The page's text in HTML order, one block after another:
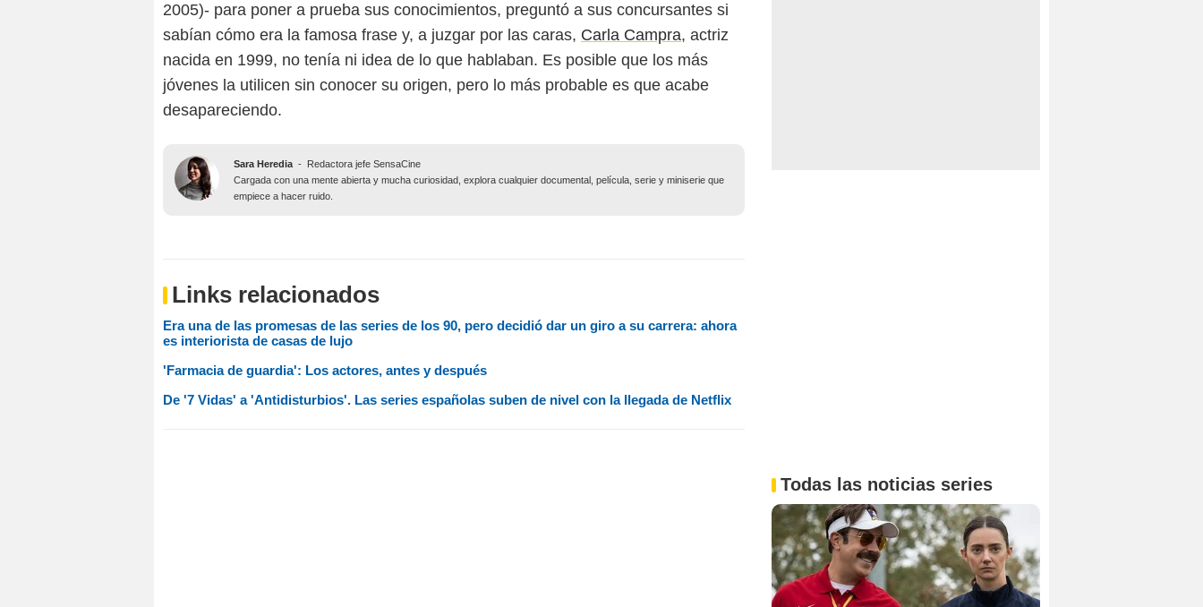
2005)- para poner a prueba sus conocimientos, preguntó a sus concursantes si
sabían cómo era la famosa frase y, a juzgar por las caras, Carla Campra, actriz
nacida en 1999, no tenía ni idea de lo que hablaban. Es posible que los más
jóvenes la utilicen sin conocer su origen, pero lo más probable es que acabe
desapareciendo.
Sara Heredia -
Redactora jefe SensaCine
Cargada con una mente abierta y mucha curiosidad, explora cualquier documental, película, serie y miniserie que
empiece a hacer ruido.
Links relacionados
Era una de las promesas de las series de los 90, pero decidió dar un giro a su carrera: ahora
es interiorista de casas de lujo
'Farmacia de guardia': Los actores, antes y después
De '7 Vidas' a 'Antidisturbios'. Las series españolas suben de nivel con la llegada de Netflix
Todas las noticias series